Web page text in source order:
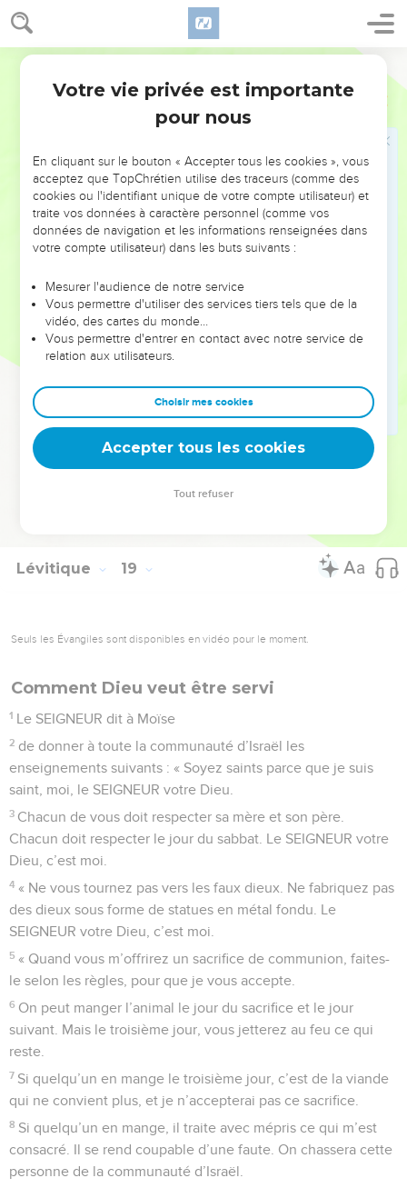
Lévitique 18
24 « Ne vous rendez pas impurs en faisant une chose de ce
genre. Les autres peuples que je chasse devant vous sont
devenus impurs en faisant ces choses-là.
Le pays de Canaan lui-même est devenu impur à cause de
ces fautes. J’ai dû agir contre lui, et il a craché ses habitants.
respectez mes lois et mes règles. Ne faites aucune de ces
choses horribles.
Les gens qui habitaient le pays de Canaan avant vous
faisaient toutes ces choses-là, et le pays est devenu impur.
crachera pas, comme il a craché les autres peuples qui
étaient là avant vous.
En effet, tous ceux qui font ces choses horribles seront
chassés du peuple d’Israël.
« Respectez mes commandements, ne faites pas ces
choses horribles qu’on faisait avant votre arrivée. Ne vous
rendez pas impurs par ces actions. Le SEIGNEUR votre Dieu,
c’est moi. »
© Société biblique française – Bibli’O, 2000, avec autorisation. Pour vous procurer
Lévitique 19
Seuls les Évangiles sont disponibles en vidéo pour le moment.
Comment Dieu veut être servi
1 Le SEIGNEUR dit à Moïse
2 de donner à toute la communauté d’Israël les
enseignements suivants : « Soyez saints parce que je suis
saint, moi, le SEIGNEUR votre Dieu.
3 Chacun de vous doit respecter sa mère et son père.
Chacun doit respecter le jour du sabbat. Le SEIGNEUR votre
Dieu, c’est moi.
4 « Ne vous tournez pas vers les faux dieux. Ne fabriquez pas
des dieux sous forme de statues en métal fondu. Le
SEIGNEUR votre Dieu, c’est moi.
5 « Quand vous m’offrirez un sacrifice de communion, faites-
le selon les règles, pour que je vous accepte.
6 On peut manger l’animal le jour du sacrifice et le jour
suivant. Mais le troisième jour, vous jetterez au feu ce qui
reste.
7 Si quelqu’un en mange le troisième jour, c’est de la viande
qui ne convient plus, et je n’accepterai pas ce sacrifice.
8 Si quelqu’un en mange, il traite avec mépris ce qui m’est
consacré. Il se rend coupable d’une faute. On chassera cette
personne de la communauté d’Israël.
Votre vie privée est importante
pour nous
En cliquant sur le bouton « Accepter tous les cookies », vous
acceptez que TopChrétien utilise des traceurs (comme des
cookies ou l'identifiant unique de votre compte utilisateur) et
traite vos données à caractère personnel (comme vos
données de navigation et les informations renseignées dans
votre compte utilisateur) dans les buts suivants :
Mesurer l'audience de notre service
Vous permettre d'utiliser des services tiers tels que de la
vidéo, des cartes du monde…
Vous permettre d'entrer en contact avec notre service de
relation aux utilisateurs.
Choisir mes cookies
Accepter tous les cookies
Tout refuser